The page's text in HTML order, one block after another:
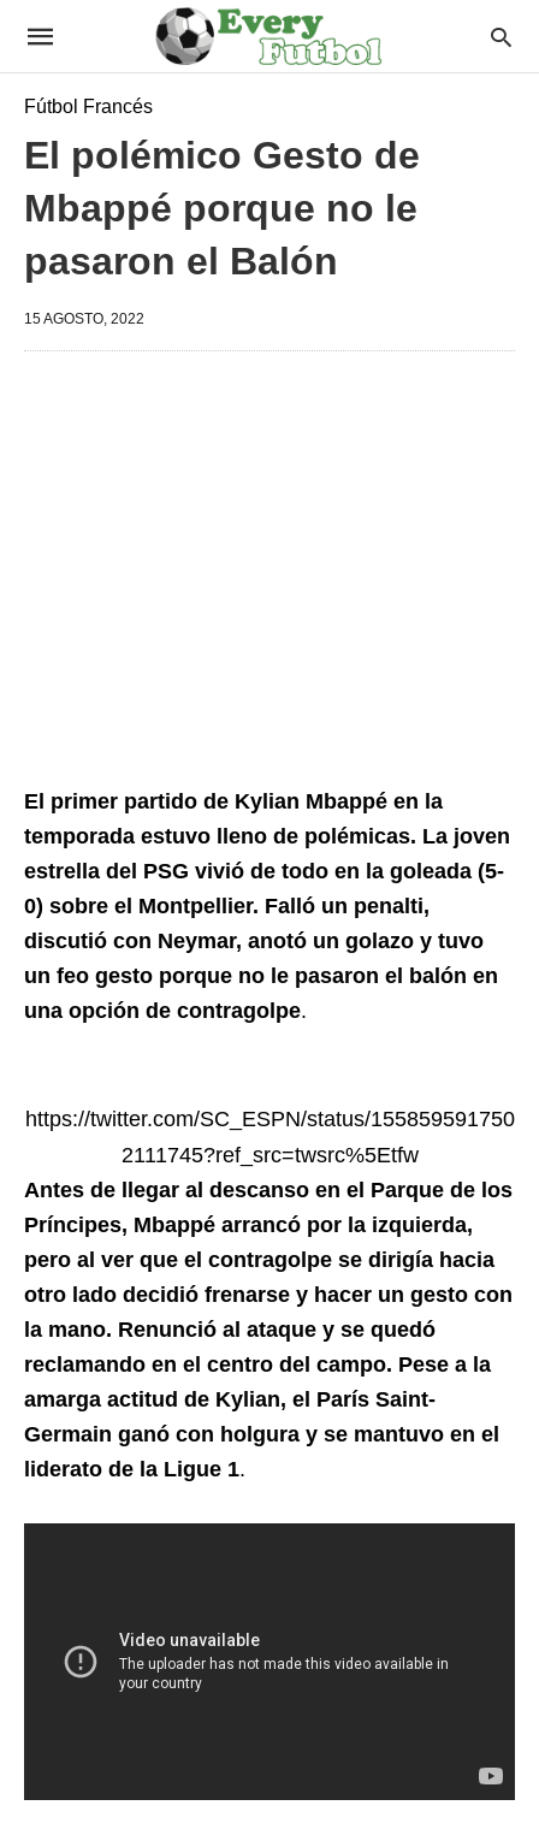
Fútbol Francés
El polémico Gesto de
Mbappé porque no le
pasaron el Balón
15 AGOSTO, 2022
El primer partido de Kylian Mbappé en la
temporada estuvo lleno de polémicas. La joven
estrella del PSG vivió de todo en la goleada (5-
0) sobre el Montpellier. Falló un penalti,
discutió con Neymar, anotó un golazo y tuvo
un feo gesto porque no le pasaron el balón en
una opción de contragolpe.
https://twitter.com/SC_ESPN/status/155859591750
2111745?ref_src=twsrc%5Etfw
Antes de llegar al descanso en el Parque de los
Príncipes, Mbappé arrancó por la izquierda,
pero al ver que el contragolpe se dirigía hacia
otro lado decidió frenarse y hacer un gesto con
la mano. Renunció al ataque y se quedó
reclamando en el centro del campo. Pese a la
amarga actitud de Kylian, el París Saint-
Germain ganó con holgura y se mantuvo en el
liderato de la Ligue 1.